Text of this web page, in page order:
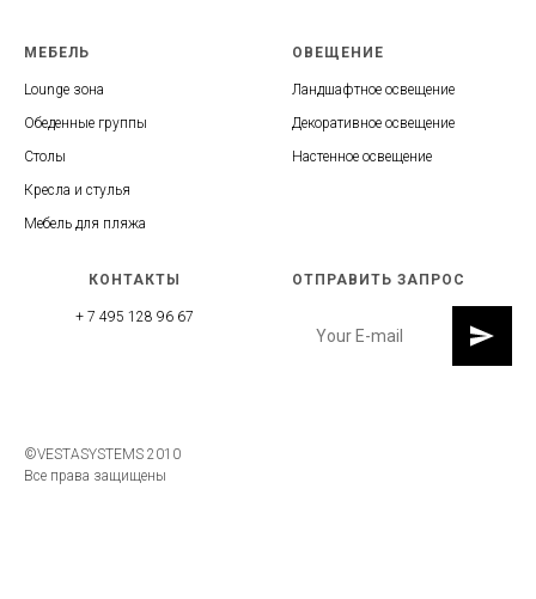
МЕБЕЛЬ
Lounge зона
Обеденные группы
Столы
Кресла и стулья
Мебель для пляжа
ОВЕЩЕНИЕ
Ландшафтное освещение
Декоративное освещение
Настенное освещение
КОНТАКТЫ
+ 7 495 128 96 67
ОТПРАВИТЬ ЗАПРОС
©VESTASYSTEMS 2010
Все права защищены